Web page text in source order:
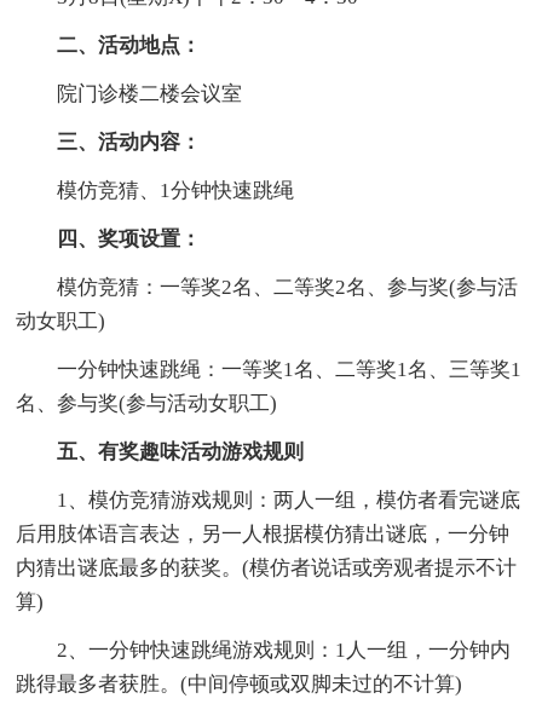
二、活动地点：
院门诊楼二楼会议室
三、活动内容：
模仿竞猜、1分钟快速跳绳
四、奖项设置：
模仿竞猜：一等奖2名、二等奖2名、参与奖(参与活
动女职工)
一分钟快速跳绳：一等奖1名、二等奖1名、三等奖1
名、参与奖(参与活动女职工)
五、有奖趣味活动游戏规则
1、模仿竞猜游戏规则：两人一组，模仿者看完谜底
后用肢体语言表达，另一人根据模仿猜出谜底，一分钟
内猜出谜底最多的获奖。(模仿者说话或旁观者提示不计
算)
2、一分钟快速跳绳游戏规则：1人一组，一分钟内
跳得最多者获胜。(中间停顿或双脚未过的不计算)